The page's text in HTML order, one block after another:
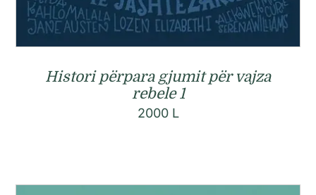
Histori përpara gjumit për vajza
rebele 1
2000 L